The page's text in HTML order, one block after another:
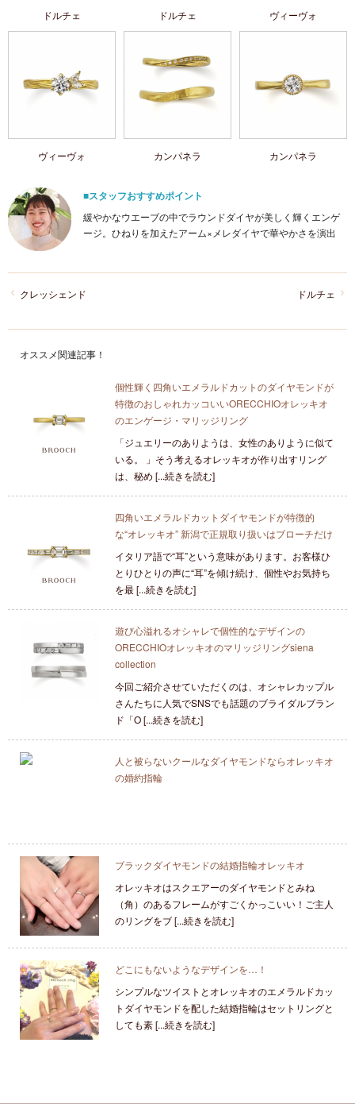
ドルチェ ドルチェ ヴィーヴォ
ヴィーヴォ カンパネラ カンパネラ
■スタッフおすすめポイント
緩やかなウエーブの中でラウンドダイヤが美しく輝くエンゲ
ージ。ひねりを加えたアーム×メレダイヤで華やかさを演出
ドルチェ
クレッシェンド
オススメ関連記事！
個性輝く四角いエメラルドカットのダイヤモンドが
特徴のおしゃれカッコいいORECCHIOオレッキオ
のエンゲージ・マリッジリング
「ジュエリーのありようは、女性のありように似て
いる。 」そう考えるオレッキオが作り出すリング
は、秘め [...続きを読む]
四角いエメラルドカットダイヤモンドが特徴的
な“オレッキオ” 新潟で正規取り扱いはブローチだけ
イタリア語で“耳”という意味があります。お客様ひ
とりひとりの声に“耳”を傾け続け、個性やお気持ち
を最 [...続きを読む]
遊び心溢れるオシャレで個性的なデザインの
ORECCHIOオレッキオのマリッジリングsiena
collection
今回ご紹介させていただくのは、オシャレカップル
さんたちに人気でSNSでも話題のブライダルブラン
ド「O [...続きを読む]
人と被らないクールなダイヤモンドならオレッキオ
の婚約指輪
ブラックダイヤモンドの結婚指輪オレッキオ
オレッキオはスクエアーのダイヤモンドとみね
（角）のあるフレームがすごくかっこいい！ご主人
のリングをブ [...続きを読む]
どこにもないようなデザインを…！
シンプルなツイストとオレッキオのエメラルドカッ
トダイヤモンドを配した結婚指輪はセットリングと
しても素 [...続きを読む]